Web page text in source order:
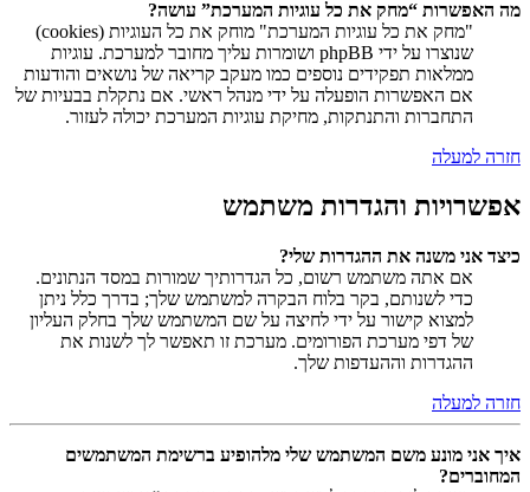
מה האפשרות “מחק את כל עוגיות המערכת” עושה?
"מחק את כל עוגיות המערכת" מוחק את כל העוגיות (cookies)
שנוצרו על ידי phpBB ושומרות עליך מחובר למערכת. עוגיות
ממלאות תפקידים נוספים כמו מעקב קריאה של נושאים והודעות
אם האפשרות הופעלה על ידי מנהל ראשי. אם נתקלת בבעיות של
התחברות והתנתקות, מחיקת עוגיות המערכת יכולה לעזור.
חזרה למעלה
אפשרויות והגדרות משתמש
כיצד אני משנה את ההגדרות שלי?
אם אתה משתמש רשום, כל הגדרותיך שמורות במסד הנתונים.
כדי לשנותם, בקר בלוח הבקרה למשתמש שלך; בדרך כלל ניתן
למצוא קישור על ידי לחיצה על שם המשתמש שלך בחלק העליון
של דפי מערכת הפורומים. מערכת זו תאפשר לך לשנות את
ההגדרות וההעדפות שלך.
חזרה למעלה
איך אני מונע משם המשתמש שלי מלהופיע ברשימת המשתמשים
המחוברים?